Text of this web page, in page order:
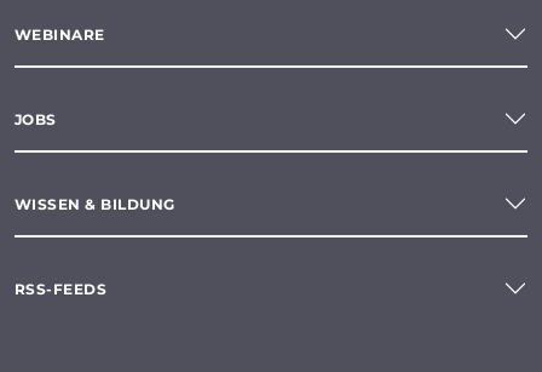
WEBINARE
JOBS
WISSEN & BILDUNG
RSS-FEEDS